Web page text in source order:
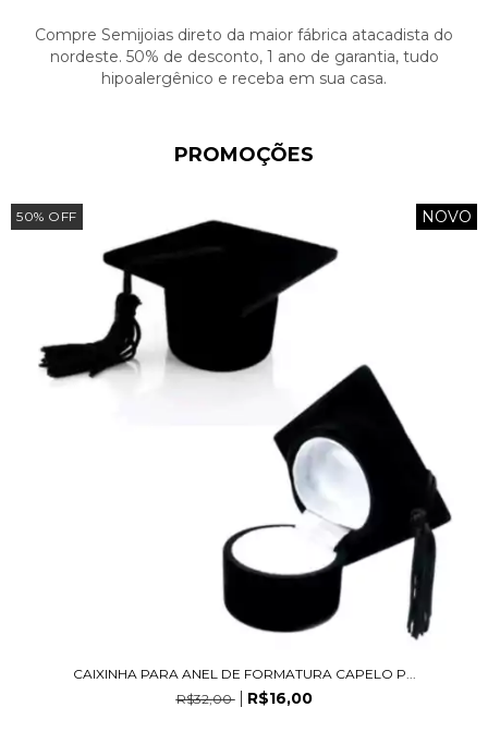
Compre Semijoias direto da maior fábrica atacadista do
nordeste. 50% de desconto, 1 ano de garantia, tudo
hipoalergênico e receba em sua casa.
PROMOÇÕES
50% OFF NOVO
CAIXINHA PARA ANEL DE FORMATURA CAPELO P...
R$32,00
R$16,00